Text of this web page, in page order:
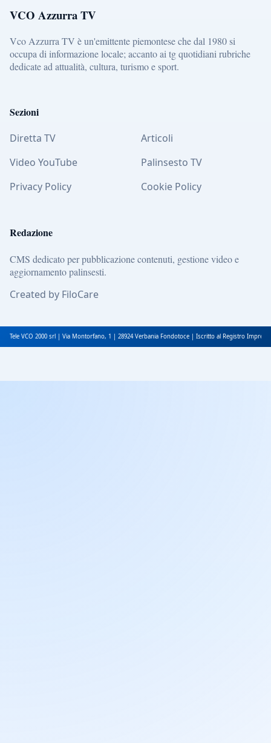
VCO Azzurra TV
Vco Azzurra TV è un'emittente piemontese che dal 1980 si
occupa di informazione locale; accanto ai tg quotidiani rubriche
dedicate ad attualità, cultura, turismo e sport.
Sezioni
Diretta TV
Articoli
Video YouTube
Palinsesto TV
Privacy Policy
Cookie Policy
Redazione
CMS dedicato per pubblicazione contenuti, gestione video e
aggiornamento palinsesti.
Created by FiloCare
Tele VCO 2000 srl | Via Montorfano, 1 | 28924 Verbania Fondotoce | Iscritto al Registro Imprese